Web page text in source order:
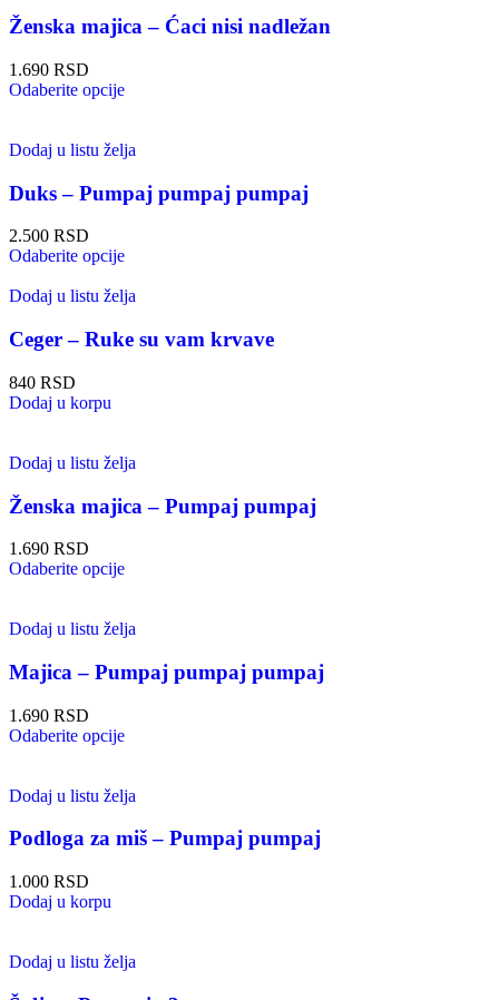
Ženska majica – Ćaci nisi nadležan
1.690 RSD
Odaberite opcije
Dodaj u listu želja
Duks – Pumpaj pumpaj pumpaj
2.500 RSD
Odaberite opcije
Dodaj u listu želja
Ceger – Ruke su vam krvave
840 RSD
Dodaj u korpu
Dodaj u listu želja
Ženska majica – Pumpaj pumpaj
1.690 RSD
Odaberite opcije
Dodaj u listu želja
Majica – Pumpaj pumpaj pumpaj
1.690 RSD
Odaberite opcije
Dodaj u listu želja
Podloga za miš – Pumpaj pumpaj
1.000 RSD
Dodaj u korpu
Dodaj u listu želja